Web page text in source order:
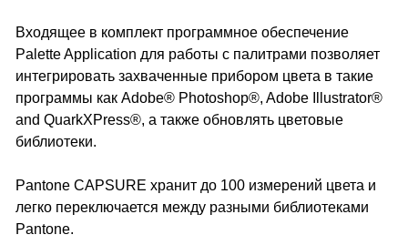
Входящее в комплект программное обеспечение
Palette Application для работы с палитрами позволяет
интегрировать захваченные прибором цвета в такие
программы как Adobe® Photoshop®, Adobe Illustrator®
and QuarkXPress®, а также обновлять цветовые
библиотеки.
Pantone CAPSURE хранит до 100 измерений цвета и
легко переключается между разными библиотеками
Pantone.